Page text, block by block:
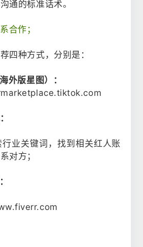
通的标准话术。
合作；
四种方式， 分别是：
外版星图）：
业关键词，找到相关红人账
对方；